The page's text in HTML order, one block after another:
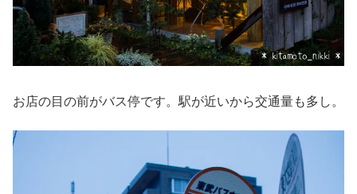
お店の目の前がバス停です。駅が近いから交通量も多し。